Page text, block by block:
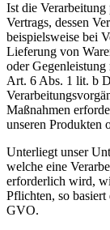
Ist die
Vertrags, dessen
beispielsweise bei
Lieferung von
oder
Art. 6 Abs. 1 lit. b
Maßnahmen
unseren Produkten
Unterliegt unser
welche eine
erforderlich wird,
Pflichten, so
GVO.